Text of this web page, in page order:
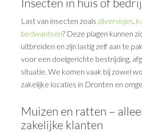
Last van insecten zoals zilvervisjes
bedwantsen? Deze plagen kunnen
uitbreiden en zijn lastig zelf aan te
voor een doelgerichte bestrijding,
situatie. We komen vaak bij zowel
zakelijke locaties in Dronten en
Muizen en ratten –
zakelijke klanten